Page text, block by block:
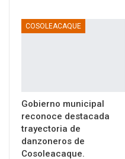
COSOLEACAQUE
Gobierno municipal
reconoce destacada
trayectoria de
danzoneros de
Cosoleacaque.